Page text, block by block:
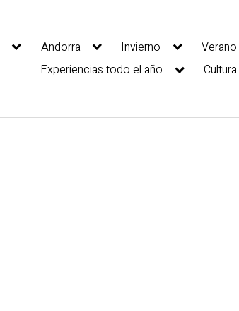
Andorra Invierno
Verano
Experiencias todo el año
Cultura